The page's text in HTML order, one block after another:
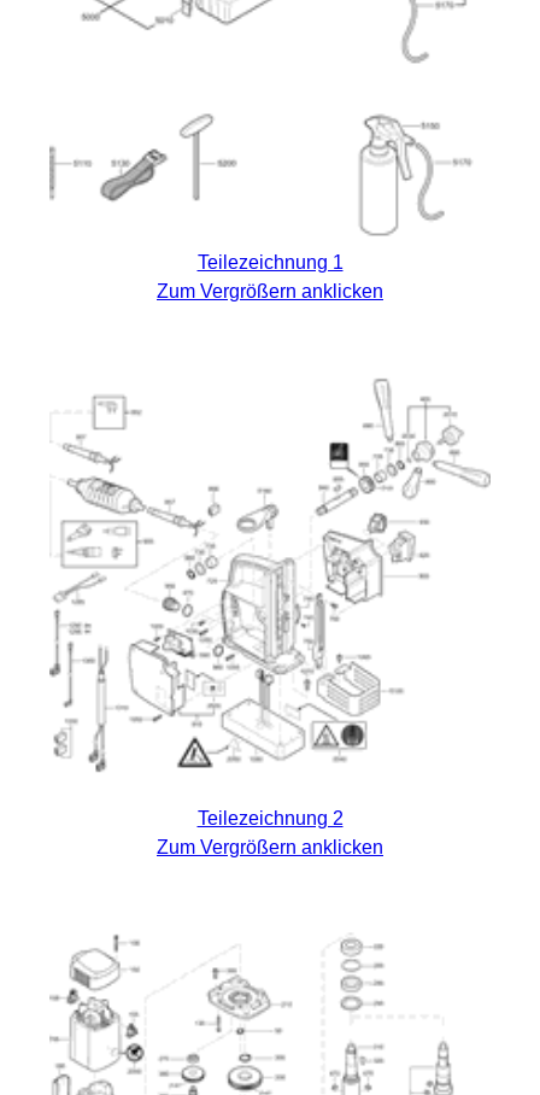
Teilezeichnung 1
Zum Vergrößern anklicken
Teilezeichnung 2
Zum Vergrößern anklicken